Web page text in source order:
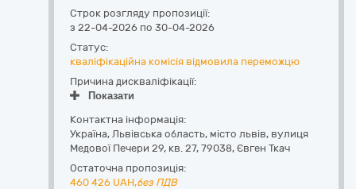
Строк розгляду пропозиції:
з 22-04-2026 по 30-04-2026
Статус:
кваліфікаційна комісія відмовила переможцю
Причина дискваліфікації:
Показати
Контактна інформація:
Україна, Львівська область, місто львів, вулиця
Медової Печери 29, кв. 27, 79038, Євген Ткач
Остаточна пропозиція:
460 426 UAH,без ПДВ